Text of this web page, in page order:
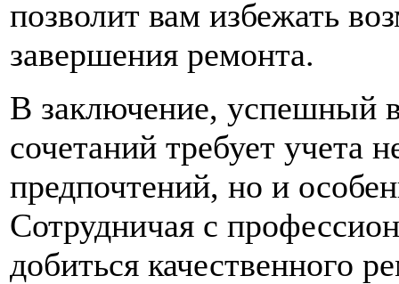
позволит вам избежать
завершения ремонта.
В заключение, успешный
сочетаний требует учета
предпочтений, но и
Сотрудничая с
добиться качественного